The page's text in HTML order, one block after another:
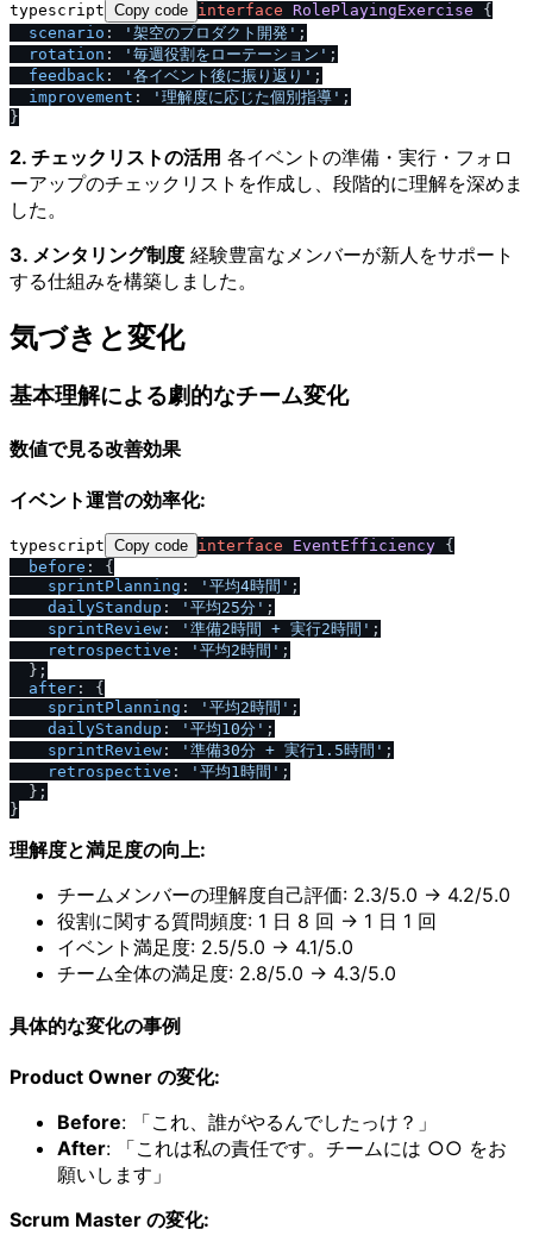
typescript Copy code interface RolePlayingExercise {
scenario : '架空のプロダクト開発' ;
rotation : '毎週役割をローテーション' ;
feedback : '各イベント後に振り返り' ;
improvement : '理解度に応じた個別指導' ;
2. チェックリストの活用 各イベントの準備・実行・フォロ
ーアップのチェックリストを作成し、段階的に理解を深めま
した。
3. メンタリング制度 経験豊富なメンバーが新人をサポート
する仕組みを構築しました。
気づきと変化
基本理解による劇的なチーム変化
数値で見る改善効果
イベント運営の効率化:
typescript Copy code interface EventEfficiency {
before : {
sprintPlanning : '平均4時間' ;
dailyStandup : '平均25分' ;
sprintReview : '準備2時間 + 実行2時間' ;
retrospective : '平均2時間' ;
  };
after : {
sprintPlanning : '平均2時間' ;
dailyStandup : '平均10分' ;
sprintReview : '準備30分 + 実行1.5時間' ;
retrospective : '平均1時間' ;
  };
理解度と満足度の向上:
チームメンバーの理解度自己評価: 2.3/5.0 → 4.2/5.0
役割に関する質問頻度: 1 日 8 回 → 1 日 1 回
イベント満足度: 2.5/5.0 → 4.1/5.0
チーム全体の満足度: 2.8/5.0 → 4.3/5.0
具体的な変化の事例
Product Owner の変化:
Before: 「これ、誰がやるんでしたっけ？」
After: 「これは私の責任です。チームには ○○ をお
願いします」
Scrum Master の変化: